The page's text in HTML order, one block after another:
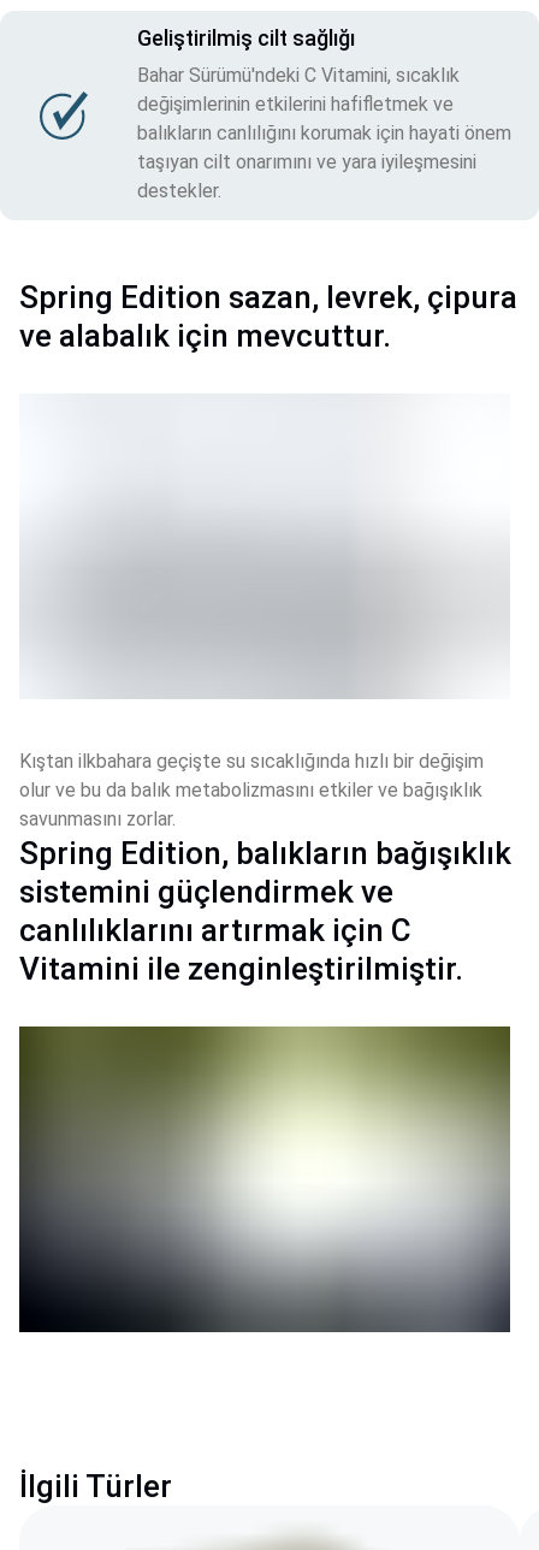
Geliştirilmiş cilt sağlığı
Bahar Sürümü'ndeki C Vitamini, sıcaklık
değişimlerinin etkilerini hafifletmek ve
balıkların canlılığını korumak için hayati önem
taşıyan cilt onarımını ve yara iyileşmesini
destekler.
Spring Edition sazan, levrek, çipura
ve alabalık için mevcuttur.
Kıştan ilkbahara geçişte su sıcaklığında hızlı bir değişim
olur ve bu da balık metabolizmasını etkiler ve bağışıklık
savunmasını zorlar.
Spring Edition, balıkların bağışıklık
sistemini güçlendirmek ve
canlılıklarını artırmak için C
Vitamini ile zenginleştirilmiştir.
İlgili Türler